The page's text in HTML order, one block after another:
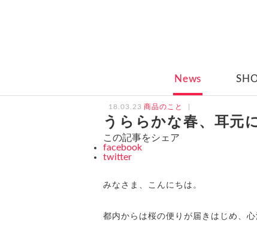
News
18.03.23 商品のこと
うららかな春、耳元
この記事をシェア
facebook
twitter
みなさま、こんにちは。
都内からは桜の便りが届きはじめ、